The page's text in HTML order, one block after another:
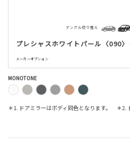
プレシャスホワイトパール〈090〉
メーカーオプション
アングル切り替え
MONOTONE
＊1. ドアミラーはボディ同色となります。 ＊2.